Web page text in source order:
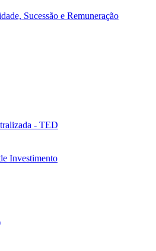
Sucessão e Remuneração
- TED
Investimento